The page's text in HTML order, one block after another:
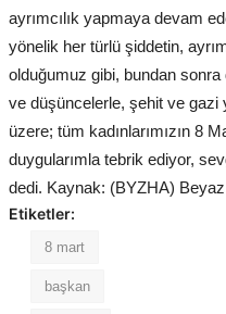
ayrımcılık yapmaya devam
yönelik her türlü şiddetin,
olduğumuz gibi, bundan
ve düşüncelerle, şehit ve gazi
üzere; tüm kadınlarımızın 8
duygularımla tebrik ediyor,
dedi. Kaynak: (BYZHA) Beyaz
Etiketler:
8 mart
başkan